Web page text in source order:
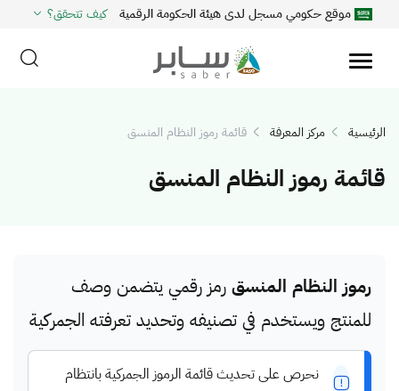
موقع حكومي مسجل لدى هيئة الحكومة الرقمية كيف تتحقق؟
الرئيسية مركز المعرفة قائمة رموز النظام المنسق
قائمة رموز النظام المنسق
رموز النظام المنسق رمز رقمي يتضمن وصف
للمنتج ويستخدم في تصنيفه وتحديد تعرفته الجمركية
نحرص على تحديث قائمة الرموز الجمركية بانتظام